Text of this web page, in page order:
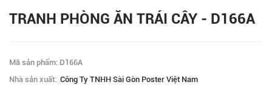
TRANH PHÒNG ĂN TRÁI CÂY - D166A
Mã sản phẩm: D166A
Nhà sản xuất: Công Ty TNHH Sài Gòn Poster Việt Nam